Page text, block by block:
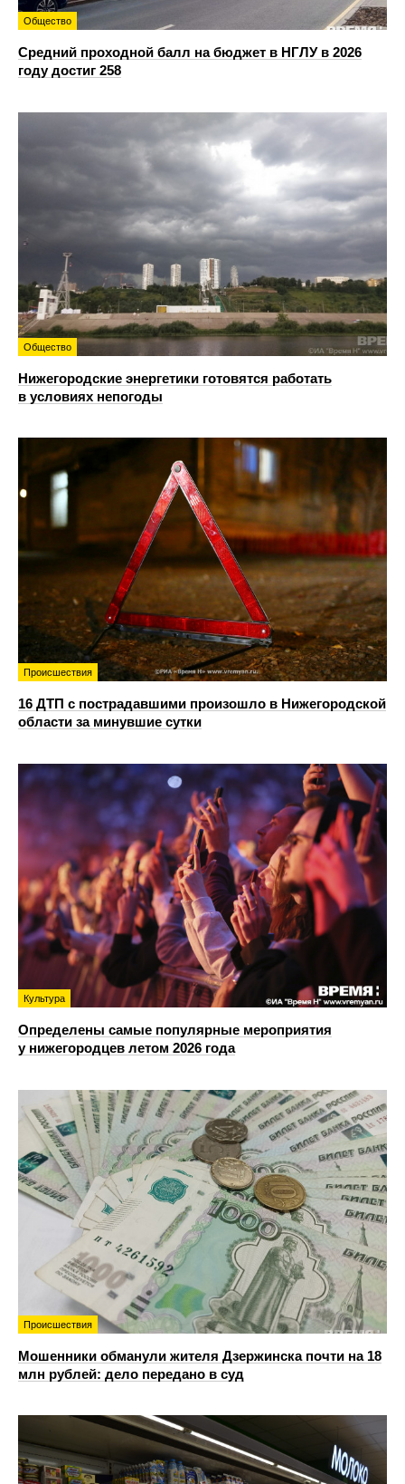
Общество
Средний проходной балл на бюджет в НГЛУ в 2026
году достиг 258
Общество
Нижегородские энергетики готовятся работать
в условиях непогоды
Происшествия
16 ДТП с пострадавшими произошло в Нижегородской
области за минувшие сутки
Культура
Определены самые популярные мероприятия
у нижегородцев летом 2026 года
Происшествия
Мошенники обманули жителя Дзержинска почти на 18
млн рублей: дело передано в суд